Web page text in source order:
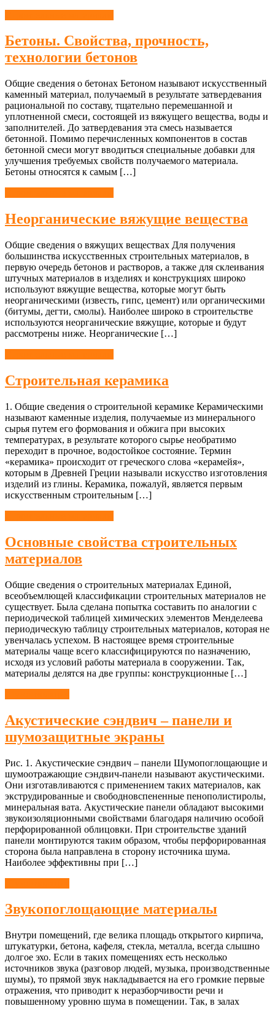
Бетоны. Свойства, прочность,
технологии бетонов
Общие сведения о бетонах Бетоном называют искусственный
каменный материал, получаемый в результате затвердевания
рациональной по составу, тщательно перемешанной и
уплотненной смеси, состоящей из вяжущего вещества, воды и
заполнителей. До затвердевания эта смесь называется
бетонной. Помимо перечисленных компонентов в состав
бетонной смеси могут вводиться специальные добавки для
улучшения требуемых свойств получаемого материала.
Бетоны относятся к самым […]
Неорганические вяжущие вещества
Общие сведения о вяжущих веществах Для получения
большинства искусственных строительных материалов, в
первую очередь бетонов и растворов, а также для склеивания
штучных материалов в изделиях и конструкциях широко
используют вяжущие вещества, которые могут быть
неорганическими (известь, гипс, цемент) или органическими
(битумы, дегти, смолы). Наиболее широко в строительстве
используются неорганические вяжущие, которые и будут
рассмотрены ниже. Неорганические […]
Строительная керамика
1. Общие сведения о строительной керамике Керамическими
называют каменные изделия, получаемые из минерального
сырья путем его формования и обжига при высоких
температурах, в результате которого сырье необратимо
переходит в прочное, водостойкое состояние. Термин
«керамика» происходит от греческого слова «керамейя»,
которым в Древней Греции называли искусство изготовления
изделий из глины. Керамика, пожалуй, является первым
искусственным строительным […]
Основные свойства строительных
материалов
Общие сведения о строительных материалах Единой,
всеобъемлющей классификации строительных материалов не
существует. Была сделана попытка составить по аналогии с
периодической таблицей химических элементов Менделеева
периодическую таблицу строительных материалов, которая не
увенчалась успехом. В настоящее время строительные
материалы чаще всего классифицируются по назначению,
исходя из условий работы материала в сооружении. Так,
материалы делятся на две группы: конструкционные […]
Акустические сэндвич – панели и
шумозащитные экраны
Рис. 1. Акустические сэндвич – панели Шумопоглощающие и
шумоотражающие сэндвич-панели называют акустическими.
Они изготавливаются с применением таких материалов, как
экструдированные и свободновспененные пенополистиролы,
минеральная вата. Акустические панели обладают высокими
звукоизоляционными свойствами благодаря наличию особой
перфорированной облицовки. При строительстве зданий
панели монтируются таким образом, чтобы перфорированная
сторона была направлена в сторону источника шума.
Наиболее эффективны при […]
Звукопоглощающие материалы
Внутри помещений, где велика площадь открытого кирпича,
штукатурки, бетона, кафеля, стекла, металла, всегда слышно
долгое эхо. Если в таких помещениях есть несколько
источников звука (разговор людей, музыка, производственные
шумы), то прямой звук накладывается на его громкие первые
отражения, что приводит к неразборчивости речи и
повышенному уровню шума в помещении. Так, в залах